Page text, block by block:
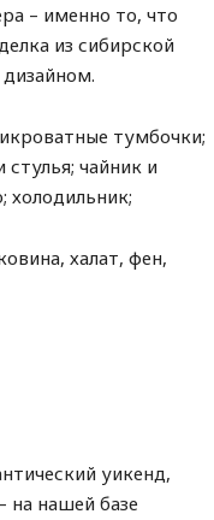
– именно то, что
из сибирской
тумбочки;
чайник и
холодильник;
халат, фен,
уикенд,
нашей базе